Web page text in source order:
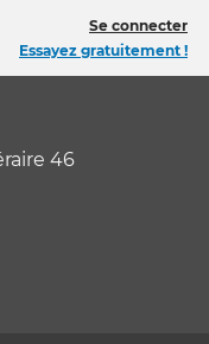
Se connecter
Essayez gratuitement !
46